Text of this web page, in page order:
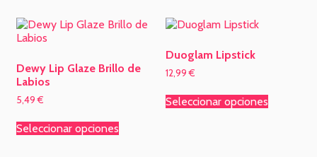
Dewy Lip Glaze Brillo de
Labios
5,49€
Seleccionar opciones
Duoglam Lipstick
12,99€
Seleccionar opciones